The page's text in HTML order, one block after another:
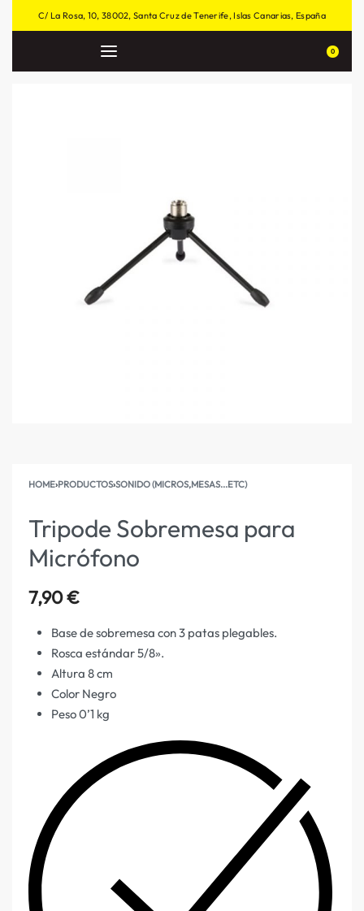
C/ La Rosa, 10, 38002, Santa Cruz de Tenerife, Islas Canarias, España
0
HOME›PRODUCTOS›SONIDO (MICROS,MESAS...ETC)
Tripode Sobremesa para
Micrófono
7,90€
Base de sobremesa con 3 patas plegables.
Rosca estándar 5/8».
Altura 8 cm
Color Negro
Peso 0’1 kg